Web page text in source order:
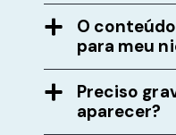
O
para meu
Preciso
aparecer?